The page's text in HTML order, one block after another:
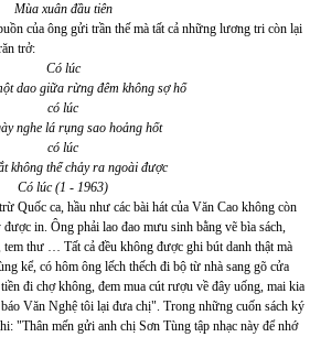
Mùa xuân đầu tiên
của ông gửi trần thế mà tất cả những lương tri còn lại
trở:
Có lúc
dao giữa rừng đêm không sợ hổ
có lúc
nghe lá rụng sao hoảng hốt
có lúc
không thể chảy ra ngoài được
Có lúc (1 - 1963)
Quốc ca, hầu như các bài hát của Văn Cao không còn
in. Ông phải lao đao mưu sinh bằng vẽ bìa sách,
tem thư … Tất cả đều không được ghi bút danh thật mà
kể, có hôm ông lếch thếch đi bộ từ nhà sang gõ cửa
đi chợ không, đem mua cút rượu về đây uống, mai kia
Văn Nghệ tôi lại đưa chị". Trong những cuốn sách ký
"Thân mến gửi anh chị Sơn Tùng tập nhạc này để nhớ